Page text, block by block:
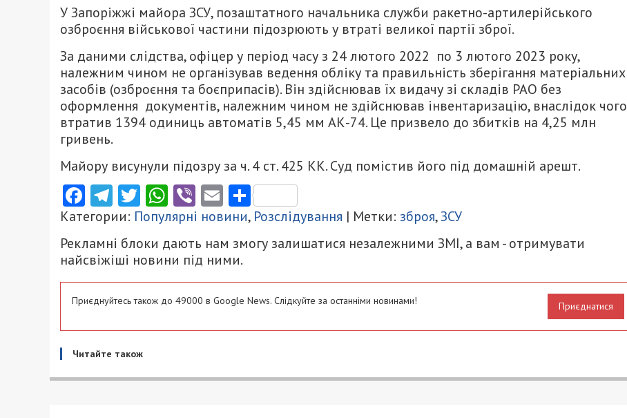
У Запоріжжі майора ЗСУ, позаштатного начальника служби ракетно-артилерійського
озброєння військової частини підозрюють у втраті великої партії зброї.
За даними слідства, офіцер у період часу з 24 лютого 2022 по 3 лютого 2023 року,
належним чином не організував ведення обліку та правильність зберігання матеріальних
засобів (озброєння та боєприпасів). Він здійснював їх видачу зі складів РАО без
оформлення документів, належним чином не здійснював інвентаризацію, внаслідок чого
втратив 1394 одиниць автоматів 5,45 мм АК-74. Це призвело до збитків на 4,25 млн
гривень.
Майору висунули підозру за ч. 4 ст. 425 КК. Суд помістив його під домашній арешт.
Facebook
Telegram
Twitter
WhatsApp
ViberEmailПоділитися
Категории: Популярні новини, Розслідування | Метки: зброя,ЗСУ
Рекламні блоки дають нам змогу залишатися незалежними ЗМІ, а вам - отримувати
найсвіжіші новини під ними.
Приєднуйтесь також до 49000 в Google News. Слідкуйте за останніми новинами! Приєднатися
Читайте також